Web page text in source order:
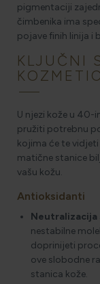
pigmentaciji
čimbenika ima
pojave finih linija i
KLJUČNI SASTOJCI U
U njezi kože u 40-
pružiti potrebnu
kojima će te
matične stanice
vašu kožu.
Antioksidanti
Neutralizacija
nestabilne
doprinijeti
ove slobodne
stanica kože.